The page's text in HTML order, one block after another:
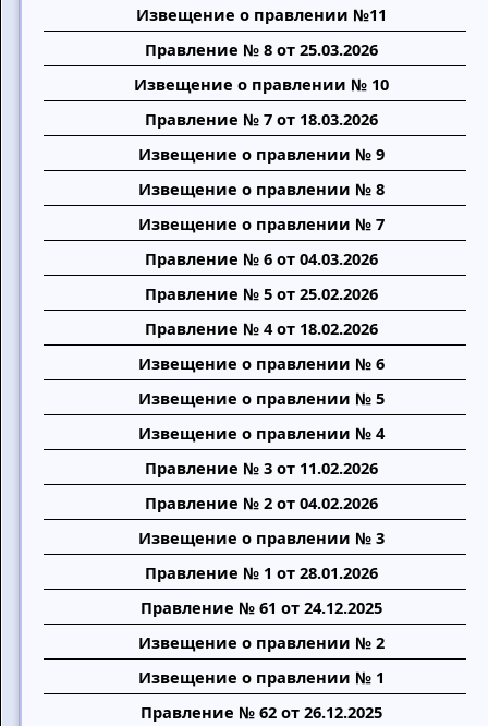
Извещение о правлении №11
Правление № 8 от 25.03.2026
Извещение о правлении № 10
Правление № 7 от 18.03.2026
Извещение о правлении № 9
Извещение о правлении № 8
Извещение о правлении № 7
Правление № 6 от 04.03.2026
Правление № 5 от 25.02.2026
Правление № 4 от 18.02.2026
Извещение о правлении № 6
Извещение о правлении № 5
Извещение о правлении № 4
Правление № 3 от 11.02.2026
Правление № 2 от 04.02.2026
Извещение о правлении № 3
Правление № 1 от 28.01.2026
Правление № 61 от 24.12.2025
Извещение о правлении № 2
Извещение о правлении № 1
Правление № 62 от 26.12.2025